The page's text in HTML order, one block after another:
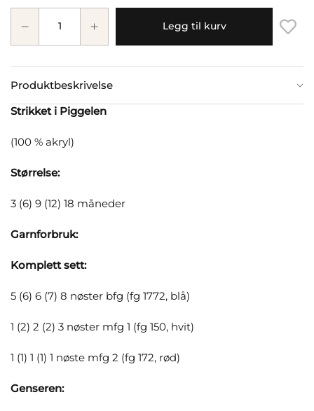
Legg til kurv
Produktbeskrivelse
Strikket i Piggelen
(100 % akryl)
Størrelse:
3 (6) 9 (12) 18 måneder
Garnforbruk:
Komplett sett:
5 (6) 6 (7) 8 nøster bfg (fg 1772, blå)
1 (2) 2 (2) 3 nøster mfg 1 (fg 150, hvit)
1 (1) 1 (1) 1 nøste mfg 2 (fg 172, rød)
Genseren: